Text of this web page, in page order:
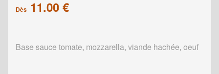
Dès 11.00 €
Base sauce tomate, mozzarella, viande hachée, oeuf